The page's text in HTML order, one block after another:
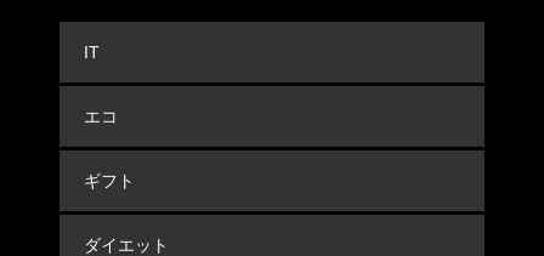
IT
エコ
ギフト
ダイエット